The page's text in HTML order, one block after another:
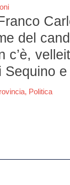
del
c’è,
e
, Politica